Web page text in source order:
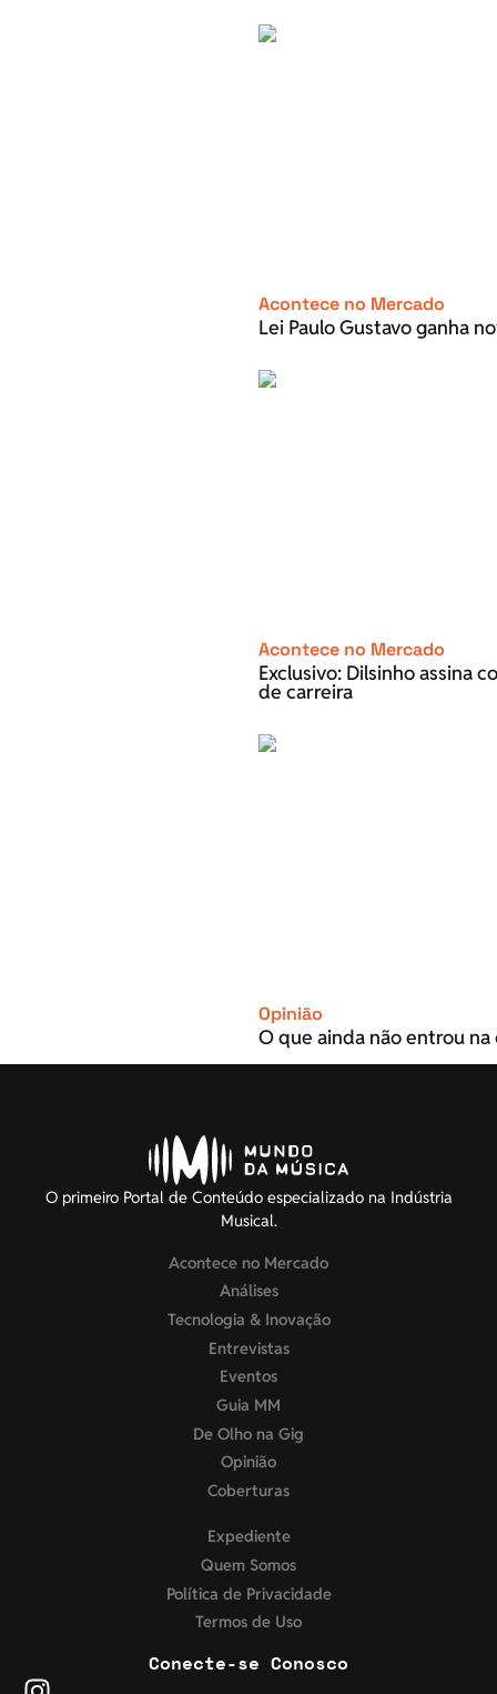
Acontece no Mercado
Lei Paulo Gustavo ganha
Acontece no Mercado
Exclusivo: Dilsinho assina
de carreira
Opinião
O que ainda não entrou
O primeiro Portal de Conteúdo especializado na Indústria
Musical.
Acontece no Mercado
Análises
Tecnologia & Inovação
Entrevistas
Eventos
Guia MM
De Olho na Gig
Opinião
Coberturas
Expediente
Quem Somos
Política de Privacidade
Termos de Uso
Conecte-se Conosco